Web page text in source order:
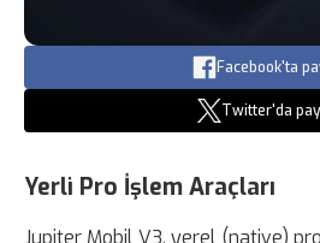
Facebook'ta
Twitter'da
Yerli Pro İşlem Araçları
Jupiter Mobil V3, yerel (native)